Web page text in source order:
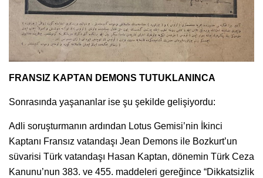
FRANSIZ KAPTAN DEMONS TUTUKLANINCA
Sonrasında yaşananlar ise şu şekilde gelişiyordu:
Adli soruşturmanın ardından Lotus Gemisi’nin İkinci
Kaptanı Fransız vatandaşı Jean Demons ile Bozkurt’un
süvarisi Türk vatandaşı Hasan Kaptan, dönemin Türk Ceza
Kanunu’nun 383. ve 455. maddeleri gereğince “Dikkatsizlik